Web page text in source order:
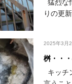
久々・
猛烈な
経つの
メンテ
桝・・
2025年3月